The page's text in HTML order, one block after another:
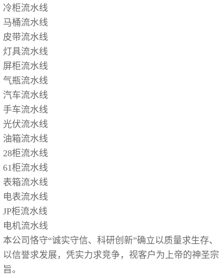
冷柜流水线
马桶流水线
皮带流水线
灯具流水线
屏柜流水线
气瓶流水线
汽车流水线
手车流水线
光伏流水线
油箱流水线
28柜流水线
61柜流水线
表箱流水线
电表流水线
JP柜流水线
电机流水线
本公司恪守“诚实守信、科研创新”确立以质量求生存、
以信誉求发展，凭实力求竞争，视客户为上帝的神圣宗
旨。